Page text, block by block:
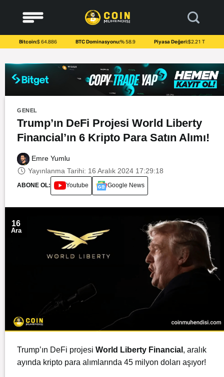
content
Bitcoin:$ 64.886 BTC Dominasyonu:% 58.9 Piyasa Değeri:$2.21 T
GENEL
Trump’ın DeFi Projesi World Liberty
Financial’ın 6 Kripto Para Satın Alımı!
Emre Yumlu
Yayınlanma Tarihi: 16 Aralık 2024 17:29:18
ABONE OL: Youtube Google News
16
Ara
Trump’ın DeFi projesi World Liberty Financial , aralık
ayında kripto para alımlarında 45 milyon doları aşıyor!